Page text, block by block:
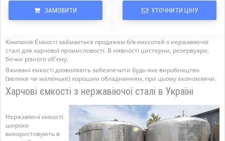
ЗАМОВИТИ УТОЧНИТИ ЦІНУ
Компанія Ємкості займається продажем б/в ємксотей з нержавіючої
сталі для харчової промисловості. В нявності цистерни, резервуари,
бочки різного об'єму.
Вживані ємкості дозволяють забезпечити будь-яке виробництво
(велике чи маленьке) хорошим обладнанням, при цьому економлячи.
Харчові ємкості з нержавіючої сталі в Україні
Нержавіючі ємкості
широко
використовують в